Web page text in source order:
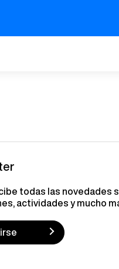
todas las novedades
actividades y mucho